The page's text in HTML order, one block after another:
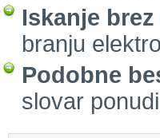
Iskanje
branju
Podobne
slovar